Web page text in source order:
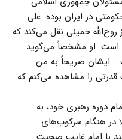
در ایران بوده. علی
خمینی نقل می‌کند که
است. او مشخصاً می‌گوید:
ایشان صریحاً به من
قدرتی را مشاهده می‌کنم که
دوره رهبری خود، به
در هنگام سرکوب‌های
با امام غایب صحبت